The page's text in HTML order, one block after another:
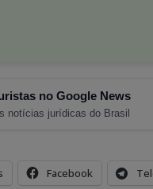
no Google News
notícias jurídicas do Brasil
Facebook